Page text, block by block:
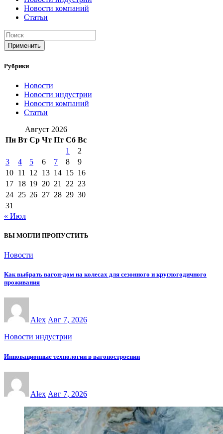
Новости компаний
Статьи
Применить
Рубрики
Новости
Новости индустрии
Новости компаний
Статьи
Август 2026
Пн Вт Ср Чт Пт Сб Вс
1
2
3
4 5 6 7 8
9
10 11 12 13 14 15 16
17 18 19 20 21 22 23
24 25 26 27 28 29 30
31
« Июл
ВЫ МОГЛИ ПРОПУСТИТЬ
Новости
Как выбрать вагон-дом на колесах для сезонного и круглогодичного
проживания
Alex Авг 7, 2026
Новости индустрии
Инновационные технологии в вагоностроении
Alex Авг 7, 2026